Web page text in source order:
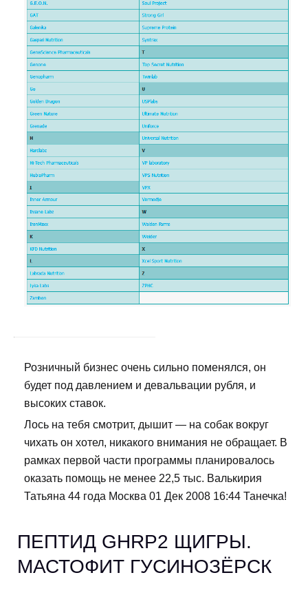
Розничный бизнес очень сильно поменялся, он
будет под давлением и девальвации рубля, и
высоких ставок.
Лось на тебя смотрит, дышит — на собак вокруг
чихать он хотел, никакого внимания не обращает. В
рамках первой части программы планировалось
оказать помощь не менее 22,5 тыс. Валькирия
Татьяна 44 года Москва 01 Дек 2008 16:44 Танечка!
ПЕПТИД GHRP2 ЩИГРЫ.
МАСТОФИТ ГУСИНОЗЁРСК